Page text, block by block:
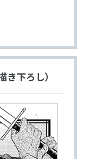
き下ろし）